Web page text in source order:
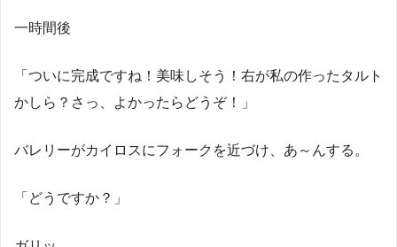
一時間後
「ついに完成ですね！美味しそう！右が私の作ったタルト
かしら？さっ、よかったらどうぞ！」
バレリーがカイロスにフォークを近づけ、あ～んする。
「どうですか？」